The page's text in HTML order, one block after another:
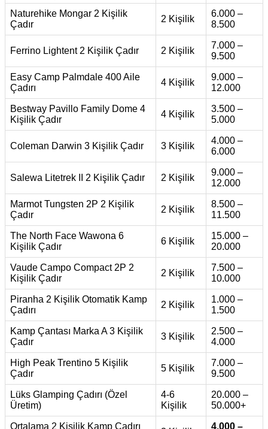
Naturehike Mongar 2 Kişilik
Çadır
2 Kişilik
6.000 –
8.500
Ferrino Lightent 2 Kişilik Çadır 2 Kişilik
7.000 –
9.500
Easy Camp Palmdale 400 Aile
Çadırı
4 Kişilik
9.000 –
12.000
Bestway Pavillo Family Dome 4
Kişilik Çadır
4 Kişilik
3.500 –
5.000
Coleman Darwin 3 Kişilik Çadır 3 Kişilik
4.000 –
6.000
Salewa Litetrek II 2 Kişilik Çadır 2 Kişilik
9.000 –
12.000
Marmot Tungsten 2P 2 Kişilik
Çadır
2 Kişilik
8.500 –
11.500
The North Face Wawona 6
Kişilik Çadır
6 Kişilik
15.000 –
20.000
Vaude Campo Compact 2P 2
Kişilik Çadır
2 Kişilik
7.500 –
10.000
Piranha 2 Kişilik Otomatik Kamp
Çadırı
2 Kişilik
1.000 –
1.500
Kamp Çantası Marka A 3 Kişilik
Çadır
3 Kişilik
2.500 –
4.000
High Peak Trentino 5 Kişilik
Çadır
5 Kişilik
7.000 –
9.500
Lüks Glamping Çadırı (Özel
Üretim)
4-6
Kişilik
20.000 –
50.000+
Ortalama 2 Kişilik Kamp Çadırı 4.000 –